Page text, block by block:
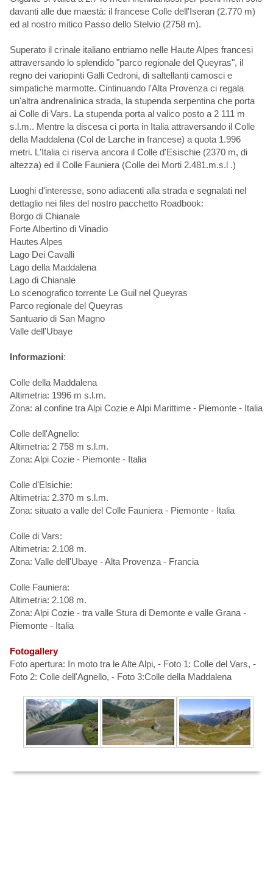
davanti alle due maestà: il francese Colle dell'Iseran (2.770 m)
ed al nostro mitico Passo dello Stelvio (2758 m).
Superato il crinale italiano entriamo nelle Haute Alpes francesi
attraversando lo splendido "parco regionale del Queyras", il
regno dei variopinti Galli Cedroni, di saltellanti camosci e
simpatiche marmotte. Cintinuando l'Alta Provenza ci regala
un'altra andrenalinica strada, la stupenda serpentina che porta
ai Colle di Vars. La stupenda porta al valico posto a 2 111 m
s.l.m.. Mentre la discesa ci porta in Italia attraversando il Colle
della Maddalena (Col de Larche in francese) a quota 1.996
metri. L'Italia ci riserva ancora il Colle d'Esischie (2370 m, di
altezza) ed il Colle Fauniera (Colle dei Morti 2.481.m.s.l .)
Luoghi d'interesse, sono adiacenti alla strada e segnalati nel
dettaglio nei files del nostro pacchetto Roadbook:
Borgo di Chianale
Forte Albertino di Vinadio
Hautes Alpes
Lago Dei Cavalli
Lago della Maddalena
Lago di Chianale
Lo scenografico torrente Le Guil nel Queyras
Parco regionale del Queyras
Santuario di San Magno
Valle dell'Ubaye
Informazioni:
Colle della Maddalena
Altimetria: 1996 m s.l.m.
Zona: al confine tra Alpi Cozie e Alpi Marittime - Piemonte - Italia
Colle dell'Agnello:
Altimetria: 2 758 m s.l.m.
Zona: Alpi Cozie - Piemonte - Italia
Colle d'Elsichie:
Altimetria: 2.370 m s.l.m.
Zona: situato a valle del Colle Fauniera - Piemonte - Italia
Colle di Vars:
Altimetria: 2.108 m.
Zona: Valle dell'Ubaye - Alta Provenza - Francia
Colle Fauniera:
Altimetria: 2.108 m.
Zona: Alpi Cozie - tra valle Stura di Demonte e valle Grana -
Piemonte - Italia
Fotogallery
Foto apertura: In moto tra le Alte Alpi, - Foto 1: Colle del Vars, -
Foto 2: Colle dell'Agnello, - Foto 3:Colle della Maddalena